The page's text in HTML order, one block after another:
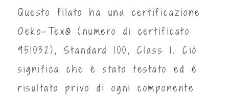
Questo filato ha una certificazione
Oeko-Tex® (numero di certificato
951032), Standard 100, Class I. Ciò
significa che è stato testato ed è
risultato privo di ogni componente